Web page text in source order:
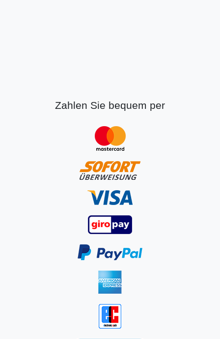
Zahlen Sie bequem per